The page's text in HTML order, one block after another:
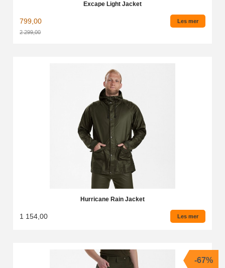
Excape Light Jacket
799,00
2 299,00
Les mer
Hurricane Rain Jacket
1 154,00 Les mer
-67%